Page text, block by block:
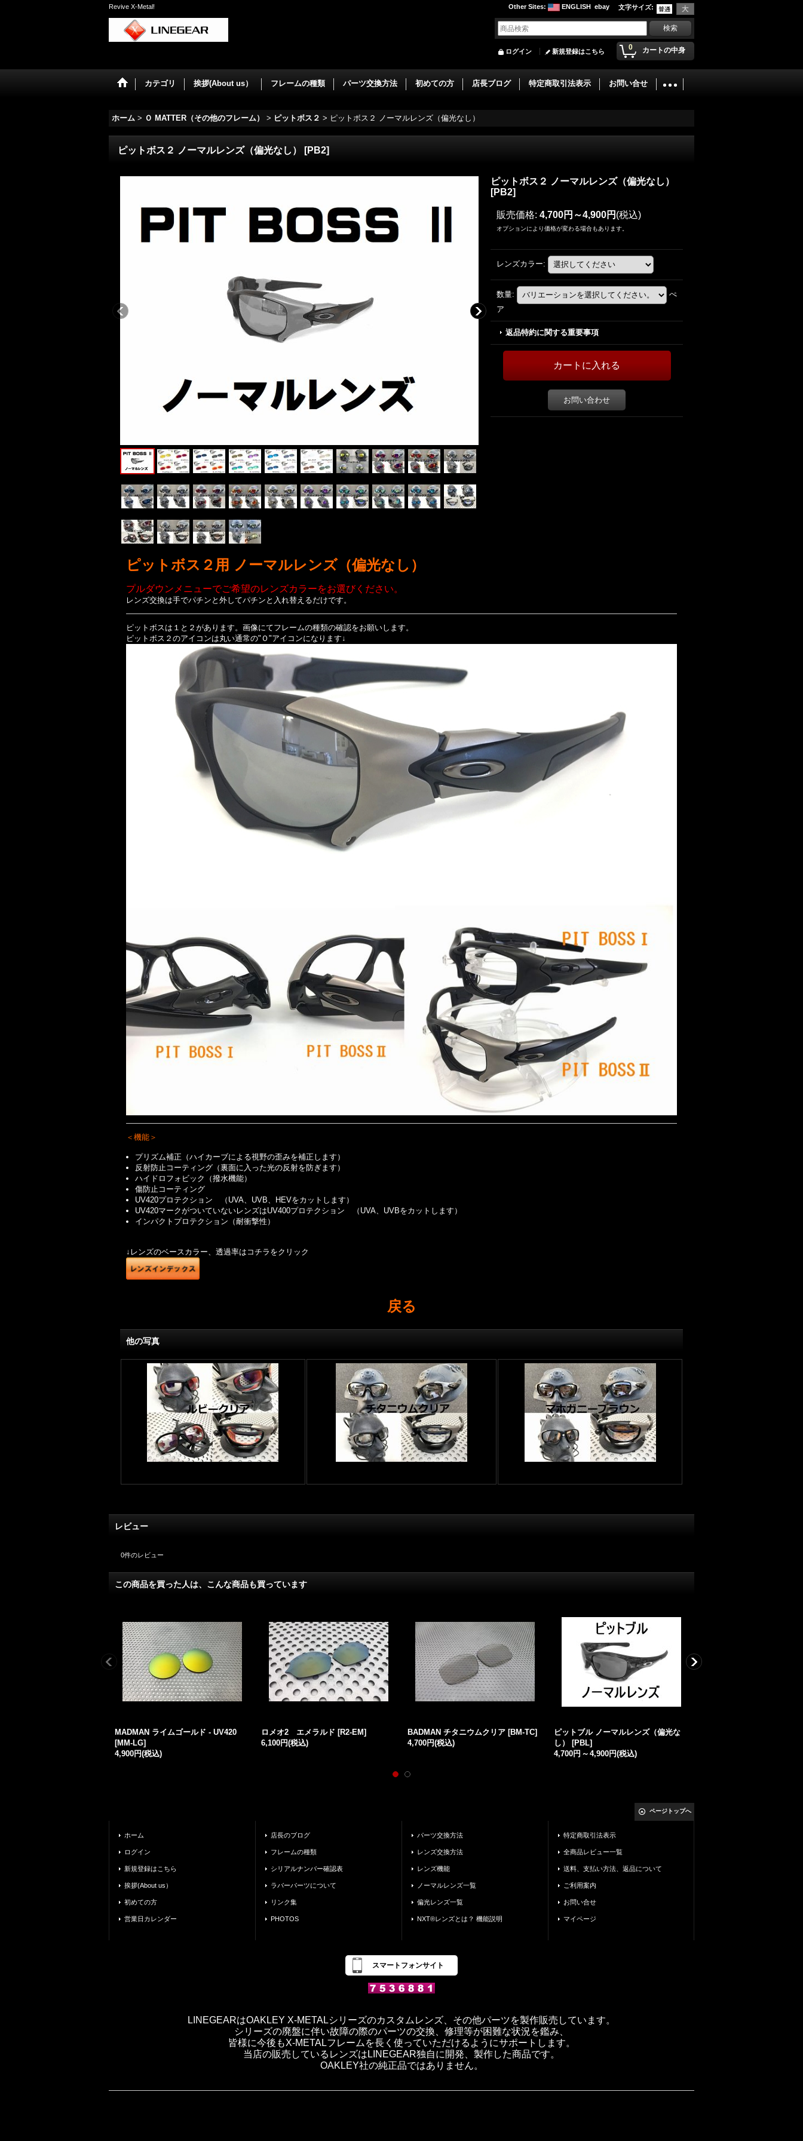
Revive X-Metal! 文字サイズ:
Other Sites: ENGLISH ebay
0 カートの中身
ログイン 新規登録はこちら
カテゴリ 挨拶(About us） フレームの種類 パーツ交換方法 初めての方 店長ブログ 特定商取引法表示 お問い合せ
ホーム > Ｏ MATTER（その他のフレーム） > ピットボス２ > ピットボス２ ノーマルレンズ（偏光なし）
ピットボス２ ノーマルレンズ（偏光なし） [PB2]
ピットボス２ ノーマルレンズ（偏光なし）
[PB2]
販売価格: 4,700円～4,900円 (税込)
オプションにより価格が変わる場合もあります。
レンズカラー:
数量:
ぺ
ア
返品特約に関する重要事項
お問い合わせ
ピットボス２ 用 ノーマルレンズ（偏光なし）
プルダウンメニューでご希望のレンズカラーをお選びください。
レンズ交換は手でパチンと外してパチンと入れ替えるだけです。
ピットボスは１と２があります。画像にてフレームの種類の確認をお願いします。
ピットボス２のアイコンは丸い通常の"Ｏ"アイコンになります↓
＜機能＞
プリズム補正（ハイカーブによる視野の歪みを補正します）
反射防止コーティング（裏面に入った光の反射を防ぎます）
ハイドロフォビック（撥水機能）
傷防止コーティング
UV420プロテクション （UVA、UVB、HEVをカットします）
UV420マークがついていないレンズはUV400プロテクション （UVA、UVBをカットします）
インパクトプロテクション（耐衝撃性）
↓レンズのベースカラー、透過率はコチラをクリック
戻る
他の写真
レビュー
0件のレビュー
この商品を買った人は、こんな商品も買っています
MADMAN ライムゴールド - UV420
[MM-LG]
4,900円(税込)
ロメオ2 エメラルド [R2-EM]
6,100円(税込)
BADMAN チタニウムクリア [BM-TC]
4,700円(税込)
ピットブル ノーマルレンズ（偏光な
し）
[PBL]
4,700円 ～ 4,900円(税込)
ページトップへ
ホーム
ログイン
新規登録はこちら
挨拶(About us）
初めての方
営業日カレンダー
店長のブログ
フレームの種類
シリアルナンバー確認表
ラバーパーツについて
リンク集
PHOTOS
パーツ交換方法
レンズ交換方法
レンズ機能
ノーマルレンズ一覧
偏光レンズ一覧
NXT®レンズとは？ 機能説明
特定商取引法表示
全商品レビュー一覧
送料、支払い方法、返品について
ご利用案内
お問い合せ
マイページ
スマートフォンサイト
LINEGEARはOAKLEY X-METALシリーズのカスタムレンズ、その他パーツを製作販売しています。
シリーズの廃盤に伴い故障の際のパーツの交換、修理等が困難な状況を鑑み、
皆様に今後もX-METALフレームを長く使っていただけるようにサポートします。
当店の販売しているレンズはLINEGEAR独自に開発、製作した商品です。
OAKLEY社の純正品ではありません。